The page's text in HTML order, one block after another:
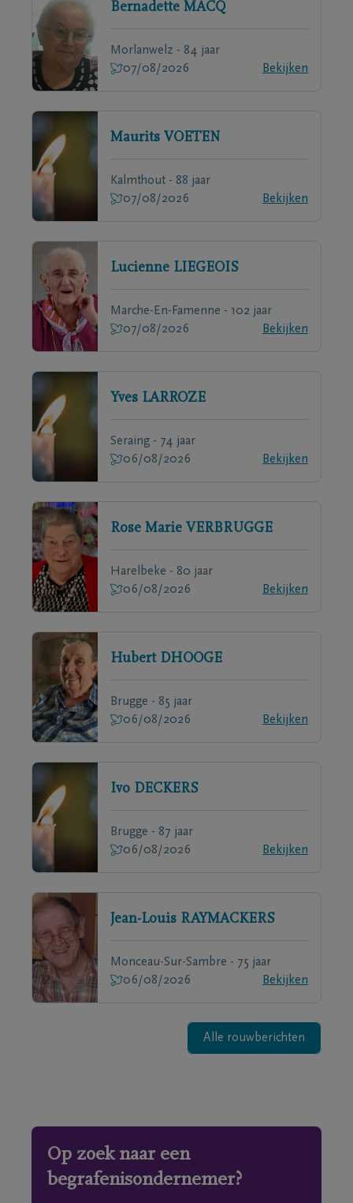
Bernadette MACQ
Morlanwelz - 84 jaar
07/08/2026
Bekijken
Maurits VOETEN
Kalmthout - 88 jaar
07/08/2026
Bekijken
Lucienne LIEGEOIS
Marche-En-Famenne - 102 jaar
07/08/2026
Bekijken
Yves LARROZE
Seraing - 74 jaar
06/08/2026
Bekijken
Rose Marie VERBRUGGE
Harelbeke - 80 jaar
06/08/2026
Bekijken
Hubert DHOOGE
Brugge - 85 jaar
06/08/2026
Bekijken
Ivo DECKERS
Brugge - 87 jaar
06/08/2026
Bekijken
Jean-Louis RAYMACKERS
Monceau-Sur-Sambre - 75 jaar
06/08/2026
Bekijken
Alle rouwberichten
Op zoek naar een
begrafenisondernemer?